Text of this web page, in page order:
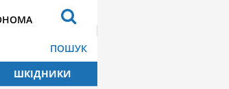
ПОШУК
ШКІДНИКИ